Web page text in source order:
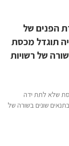
הפנים של
תוגדל מכסת
של רשויות
שלא לתת ידה
שונים בשורה של